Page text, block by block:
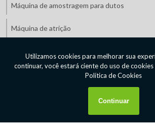
Máquina de amostragem para dutos
Máquina de atrição
Máquinas de mineração valor
Máquinas para indústria de mineração